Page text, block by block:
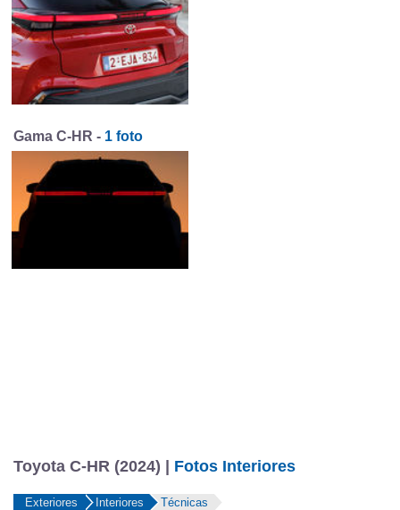
Gama C-HR - 1 foto
Toyota C-HR (2024) | Fotos Interiores
Exteriores Interiores Técnicas